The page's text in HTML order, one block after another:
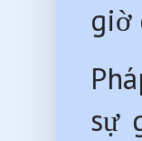
giờ
sự